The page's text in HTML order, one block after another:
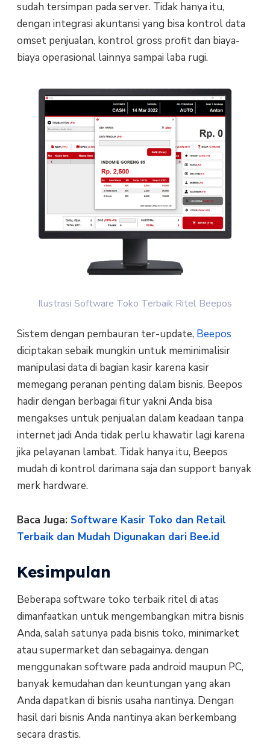
sudah tersimpan pada server. Tidak hanya itu,
dengan integrasi akuntansi yang bisa kontrol data
omset penjualan, kontrol gross profit dan biaya-
biaya operasional lainnya sampai laba rugi.
Ilustrasi Software Toko Terbaik Ritel Beepos
Sistem dengan pembauran ter-update, Beepos
diciptakan sebaik mungkin untuk meminimalisir
manipulasi data di bagian kasir karena kasir
memegang peranan penting dalam bisnis. Beepos
hadir dengan berbagai fitur yakni Anda bisa
mengakses untuk penjualan dalam keadaan tanpa
internet jadi Anda tidak perlu khawatir lagi karena
jika pelayanan lambat. Tidak hanya itu, Beepos
mudah di kontrol darimana saja dan support banyak
merk hardware.
Baca Juga: Software Kasir Toko dan Retail
Terbaik dan Mudah Digunakan dari Bee.id
Kesimpulan
Beberapa software toko terbaik ritel di atas
dimanfaatkan untuk mengembangkan mitra bisnis
Anda, salah satunya pada bisnis toko, minimarket
atau supermarket dan sebagainya. dengan
menggunakan software pada android maupun PC,
banyak kemudahan dan keuntungan yang akan
Anda dapatkan di bisnis usaha nantinya. Dengan
hasil dari bisnis Anda nantinya akan berkembang
secara drastis.